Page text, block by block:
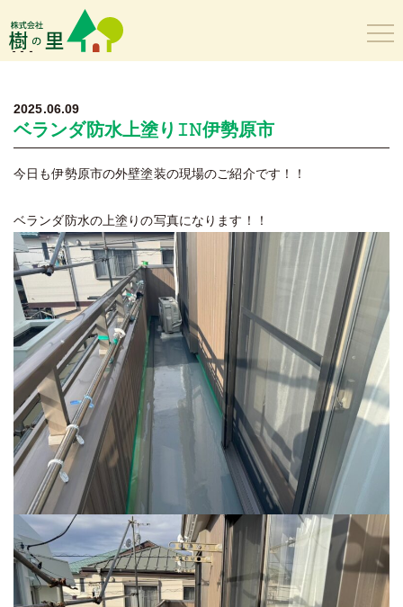
樹の里
2025.06.09
ベランダ防水上塗り𝙸𝙽伊勢原市
今日も伊勢原市の外壁塗装の現場のご紹介です！！
ベランダ防水の上塗りの写真になります！！